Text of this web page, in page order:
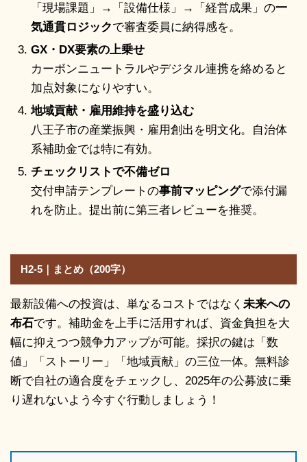
「現場課題」→「設備仕様」→「経営成果」の一
気通貫ロジックで審査委員に納得感を。
GX・DX要素の上乗せ
カーボンニュートラルやデジタル連携を絡めると
加点対象になりやすい。
地域貢献・雇用維持を盛り込む
八王子市の産業振興・雇用創出を明文化。自治体
系補助金では特に有効。
チェックリストで不備ゼロ
交付申請テンプレートの事前マッピングで添付漏
れを防止。提出前に第三者レビューを推奨。
H2-5｜まとめ（200字）
最新設備への投資は、単なるコストではなく 未来への
布石です。補助金を上手に活用すれば、資金負担を大
幅に抑えつつ競争力アップが可能。採択の鍵は「数
値」「ストーリー」「地域貢献」の三位一体。無料診
断で自社の適合度をチェックし、2025年の公募波に乗
り遅れないよう今すぐ行動しましょう！